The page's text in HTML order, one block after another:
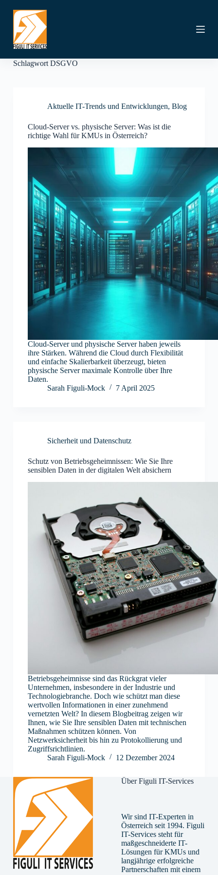
Z
n
SchlagwortDSGVO
Aktuelle IT-Trends und Entwicklungen, Blog
Cloud-Server vs. physische Server: Was ist die
richtige Wahl für KMUs in Österreich?
Cloud-Server und physische Server haben jeweils
ihre Stärken. Während die Cloud durch Flexibilität
und einfache Skalierbarkeit überzeugt, bieten
physische Server maximale Kontrolle über Ihre
Daten.
Sarah Figuli-Mock
7 April 2025
Sicherheit und Datenschutz
Schutz von Betriebsgeheimnissen: Wie Sie Ihre
sensiblen Daten in der digitalen Welt absichern
Betriebsgeheimnisse sind das Rückgrat vieler
Unternehmen, insbesondere in der Industrie und
Technologiebranche. Doch wie schützt man diese
wertvollen Informationen in einer zunehmend
vernetzten Welt? In diesem Blogbeitrag zeigen wir
Ihnen, wie Sie Ihre sensiblen Daten mit technischen
Maßnahmen schützen können. Von
Netzwerksicherheit bis hin zu Protokollierung und
Zugriffsrichtlinien.
Sarah Figuli-Mock
12 Dezember 2024
Über Figuli IT-Services
Wir sind IT-Experten in
Österreich seit 1994. Figuli
IT-Services steht für
maßgeschneiderte IT-
Lösungen für KMUs und
langjährige erfolgreiche
Partnerschaften mit einem